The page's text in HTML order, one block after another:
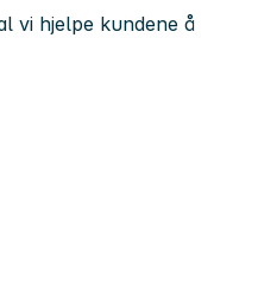
vi hjelpe kundene å